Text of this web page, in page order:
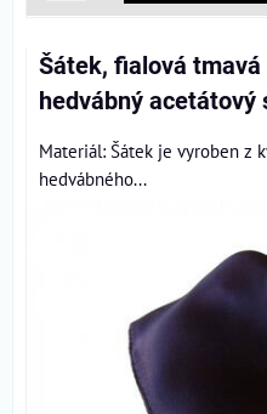
Šátek, fialová
hedvábný acetátový
Materiál: Šátek je vyroben z
hedvábného...